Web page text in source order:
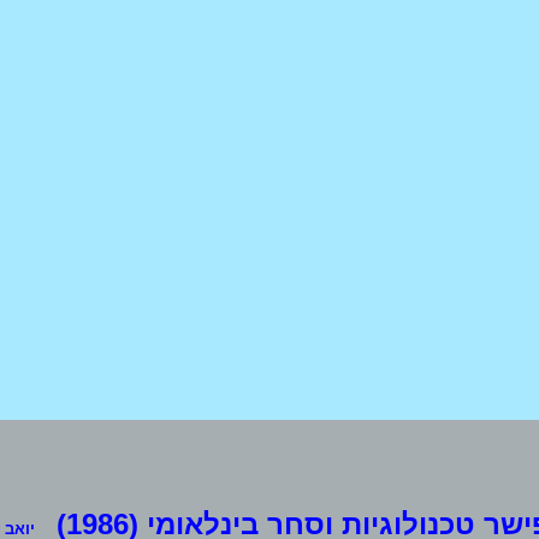
טכנולוגיות וסחר בינלאומי (1986) יואב שחם 3ב, ת.ד.